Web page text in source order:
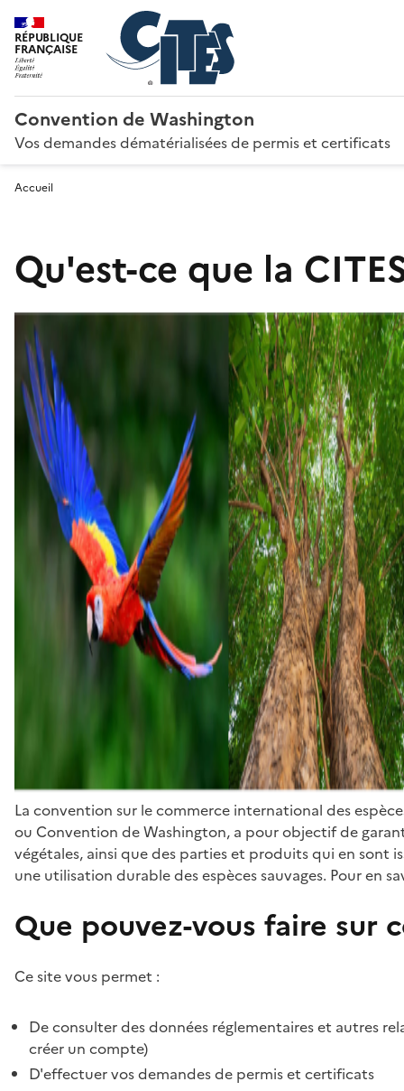
RÉPUBLIQUE
FRANÇAISE
Convention de Washington
Vos demandes dématérialisées de permis et certificats
Accueil
Qu'est-ce que la
La convention sur le commerce international des
ou Convention de Washington, a pour objectif de
végétales, ainsi que des parties et produits qui en sont
une utilisation durable des espèces sauvages. Pour en
Que pouvez-vous faire sur
Ce site vous permet :
De consulter des données réglementaires et autres
créer un compte)
D'effectuer vos demandes de permis et certificats